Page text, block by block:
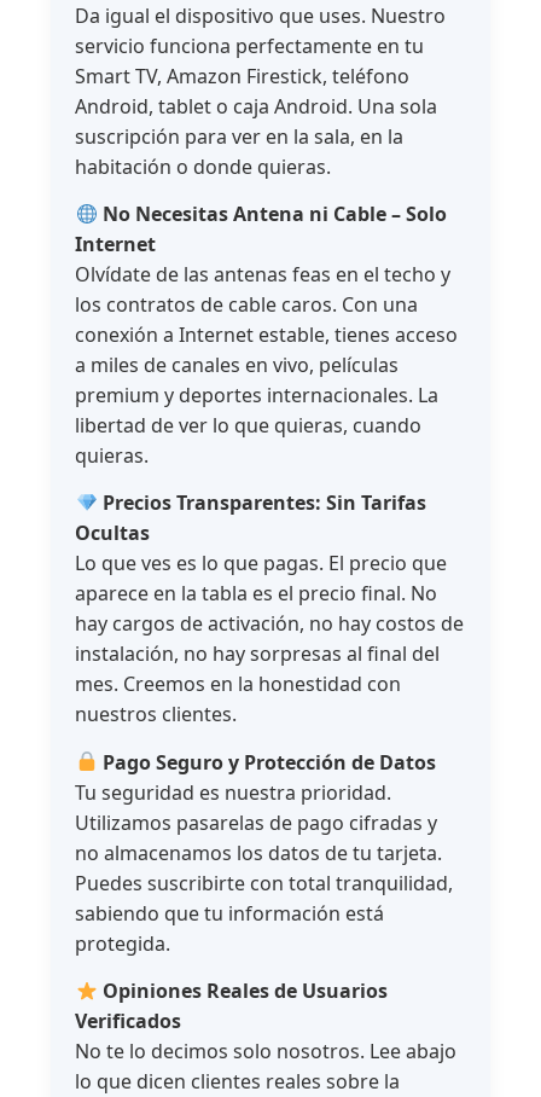
Da igual el dispositivo que uses. Nuestro
servicio funciona perfectamente en tu
Smart TV, Amazon Firestick, teléfono
Android, tablet o caja Android. Una sola
suscripción para ver en la sala, en la
habitación o donde quieras.
No Necesitas Antena ni Cable – Solo
Internet
Olvídate de las antenas feas en el techo y
los contratos de cable caros. Con una
conexión a Internet estable, tienes acceso
a miles de canales en vivo, películas
premium y deportes internacionales. La
libertad de ver lo que quieras, cuando
quieras.
Precios Transparentes: Sin Tarifas
Ocultas
Lo que ves es lo que pagas. El precio que
aparece en la tabla es el precio final. No
hay cargos de activación, no hay costos de
instalación, no hay sorpresas al final del
mes. Creemos en la honestidad con
nuestros clientes.
Pago Seguro y Protección de Datos
Tu seguridad es nuestra prioridad.
Utilizamos pasarelas de pago cifradas y
no almacenamos los datos de tu tarjeta.
Puedes suscribirte con total tranquilidad,
sabiendo que tu información está
protegida.
Opiniones Reales de Usuarios
Verificados
No te lo decimos solo nosotros. Lee abajo
lo que dicen clientes reales sobre la